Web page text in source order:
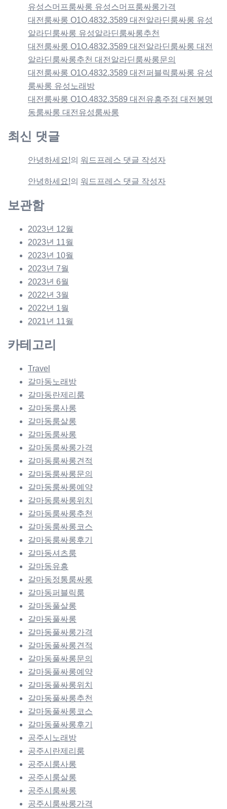
유성스머프룸싸롱 유성스머프룸싸롱가격
대전룸싸롱 O1O.4832.3589 대전알라딘룸싸롱 유성
알라딘룸싸롱 유성알라딘룸싸롱추천
대전룸싸롱 O1O.4832.3589 대전알라딘룸싸롱 대전
알라딘룸싸롱추천 대전알라딘룸싸롱문의
대전룸싸롱 O1O.4832.3589 대전퍼블릭룸싸롱 유성
룸싸롱 유성노래방
대전룸싸롱 O1O.4832.3589 대전유흥주점 대전봉명
동룸싸롱 대전유성룸싸롱
최신 댓글
안녕하세요!의 워드프레스 댓글 작성자
안녕하세요!의 워드프레스 댓글 작성자
보관함
2023년 12월
2023년 11월
2023년 10월
2023년 7월
2023년 6월
2022년 3월
2022년 1월
2021년 11월
카테고리
Travel
갈마동노래방
갈마동란제리룸
갈마동룸사롱
갈마동룸살롱
갈마동룸싸롱
갈마동룸싸롱가격
갈마동룸싸롱견적
갈마동룸싸롱문의
갈마동룸싸롱예약
갈마동룸싸롱위치
갈마동룸싸롱추천
갈마동룸싸롱코스
갈마동룸싸롱후기
갈마동셔츠룸
갈마동유흥
갈마동정통룸싸롱
갈마동퍼블릭룸
갈마동풀살롱
갈마동풀싸롱
갈마동풀싸롱가격
갈마동풀싸롱견적
갈마동풀싸롱문의
갈마동풀싸롱예약
갈마동풀싸롱위치
갈마동풀싸롱추천
갈마동풀싸롱코스
갈마동풀싸롱후기
공주시노래방
공주시란제리룸
공주시룸사롱
공주시룸살롱
공주시룸싸롱
공주시룸싸롱가격